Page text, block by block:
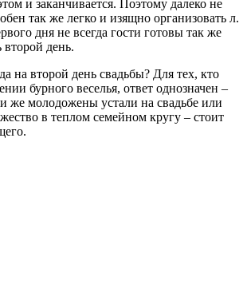
и заканчивается. Поэтому далеко не
так же легко и изящно организовать л.
дня не всегда гости готовы так же
второй день.
на второй день свадьбы? Для тех, кто
бурного веселья, ответ однозначен –
же молодожены устали на свадьбе или
в теплом семейном кругу – стоит